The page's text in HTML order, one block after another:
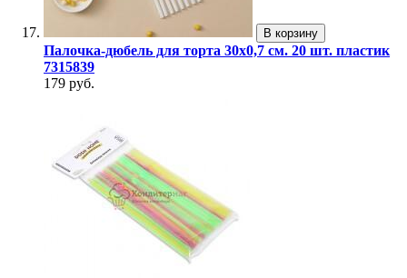
В корзину
Палочка-дюбель для торта 30х0,7 см. 20 шт. пластик
7315839
179 руб.